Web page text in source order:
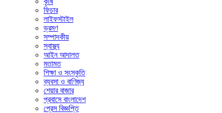
ফিচার
লাইফস্টাইল
ভ্রমণ
সম্পাদকীয়
স্বাস্থ্য
আইন আদালত
মতামত
শিক্ষা ও সংস্কৃতি
ব্যবসা ও বাণিজ্য
শেয়ার বাজার
প্রবাসে বাংলাদেশ
প্রেস বিজ্ঞপ্তি